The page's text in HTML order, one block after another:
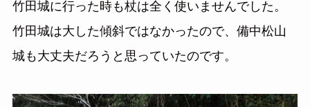
竹田城に行った時も杖は全く使いませんでした。
竹田城は大した傾斜ではなかったので、備中松山
城も大丈夫だろうと思っていたのです。